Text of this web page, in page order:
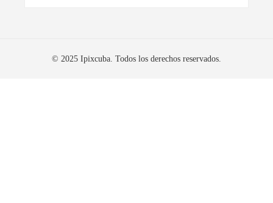
© 2025 Ipixcuba. Todos los derechos reservados.